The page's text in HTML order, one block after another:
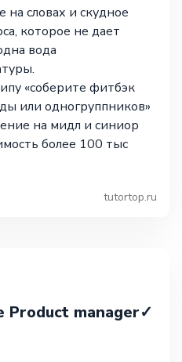
словах и скудное
которое не дает
вода
«соберите фитбэк
или одногруппников»
на мидл и синиор
более 100 тыс
tutortop.ru
Product manager✓